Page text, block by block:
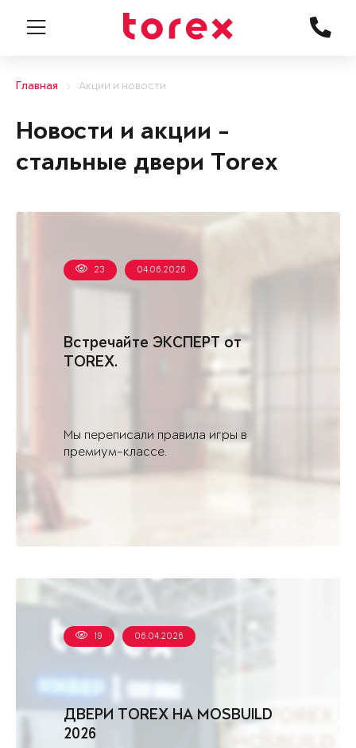
Главная Акции и новости
Новости и акции -
стальные двери Torex
Встречайте ЭКСПЕРТ от
TOREX.
23 04.06.2026
Мы переписали правила игры в
премиум-классе.
ДВЕРИ TOREX НА MOSBUILD
2026
19 06.04.2026